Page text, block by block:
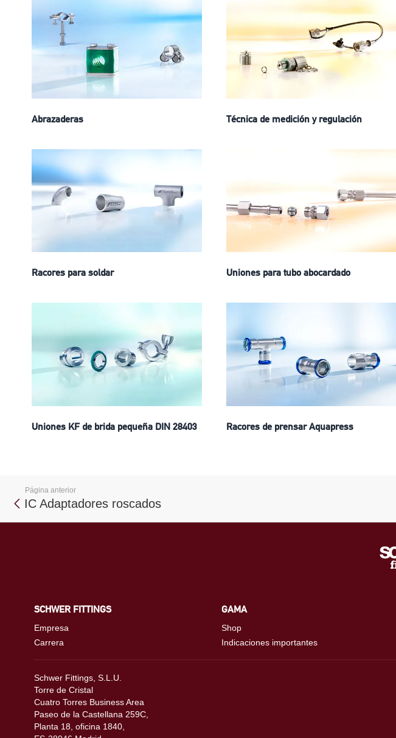
Abrazaderas Técnica de medición y regulación
Racores para soldar Uniones para tubo abocardado
Uniones KF de brida pequeña DIN 28403 Racores de prensar Aquapress
Página anterior
IC Adaptadores roscados
SCHWER FITTINGS
Empresa
Carrera
GAMA
Shop
Indicaciones importantes
Schwer Fittings, S.L.U.
Torre de Cristal
Cuatro Torres Business Area
Paseo de la Castellana 259C,
Planta 18, oficina 1840,